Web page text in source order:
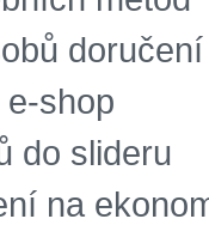
doručení
shop
do slideru
na